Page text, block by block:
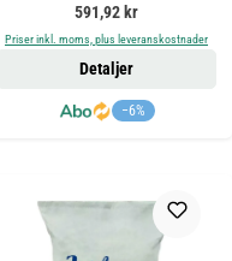
Ordinarie pris:
591,92 kr
Priser inkl. moms, plus leveranskostnader
−6%
Detaljer